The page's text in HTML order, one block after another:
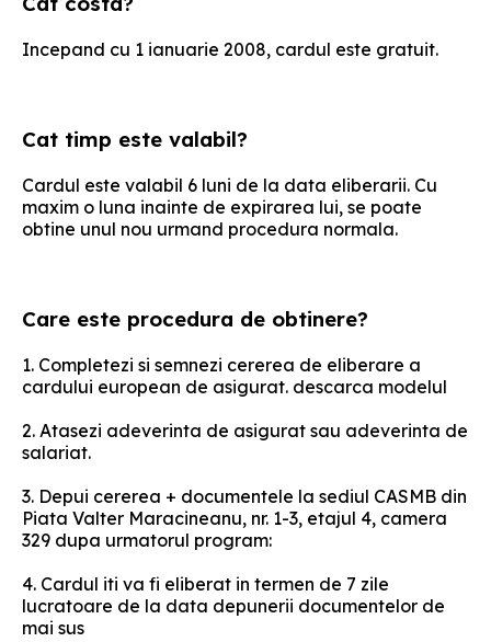
Incepand cu 1 ianuarie 2008, cardul este gratuit.
Cat timp este valabil?
Cardul este valabil 6 luni de la data eliberarii. Cu
maxim o luna inainte de expirarea lui, se poate
obtine unul nou urmand procedura normala.
Care este procedura de obtinere?
1. Completezi si semnezi cererea de eliberare a
cardului european de asigurat. descarca modelul
2. Atasezi adeverinta de asigurat sau adeverinta de
salariat.
3. Depui cererea + documentele la sediul CASMB din
Piata Valter Maracineanu, nr. 1-3, etajul 4, camera
329 dupa urmatorul program:
4. Cardul iti va fi eliberat in termen de 7 zile
lucratoare de la data depunerii documentelor de
mai sus